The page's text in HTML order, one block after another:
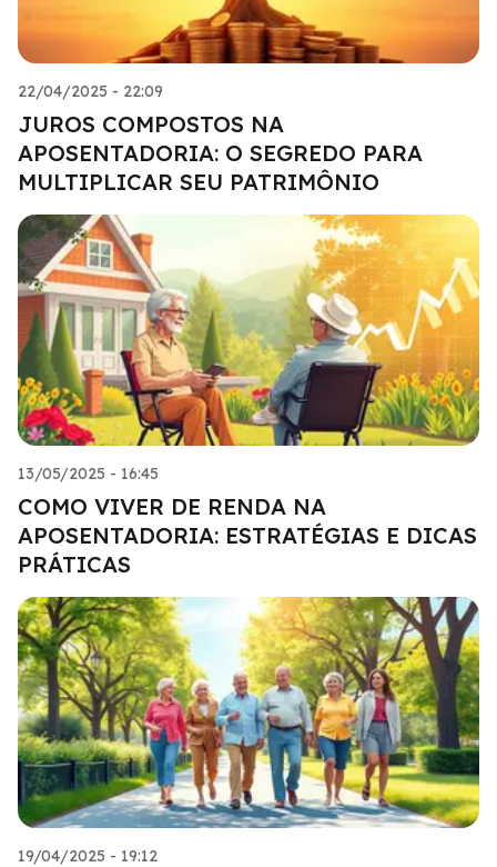
22/04/2025 - 22:09
JUROS COMPOSTOS NA
APOSENTADORIA: O SEGREDO PARA
MULTIPLICAR SEU PATRIMÔNIO
13/05/2025 - 16:45
COMO VIVER DE RENDA NA
APOSENTADORIA: ESTRATÉGIAS E DICAS
PRÁTICAS
19/04/2025 - 19:12